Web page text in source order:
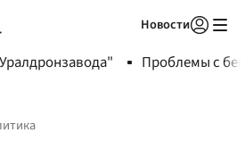
Новости
Проблемы с